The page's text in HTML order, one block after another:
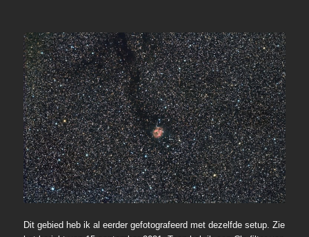
Dit gebied heb ik al eerder gefotografeerd met dezelfde setup. Zie